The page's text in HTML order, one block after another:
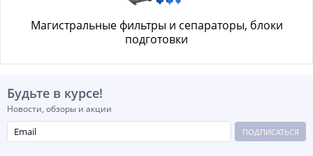
Магистральные фильтры и сепараторы, блоки
подготовки
Будьте в курсе!
Новости, обзоры и акции
ПОДПИСАТЬСЯ